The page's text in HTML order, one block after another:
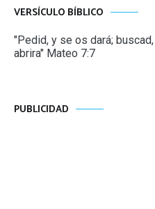
VERSÍCULO BÍBLICO
"Pedid, y se os dará;
abrira" Mateo 7:7
PUBLICIDAD